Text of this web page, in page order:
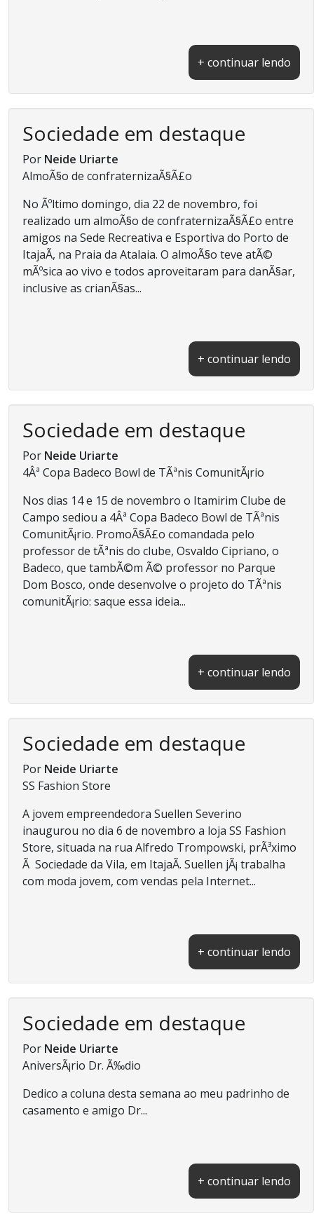
+ continuar lendo
Sociedade em destaque
Por Neide Uriarte
AlmoÃ§o de confraternizaÃ§Ã£o
No Ãºltimo domingo, dia 22 de novembro, foi
realizado um almoÃ§o de confraternizaÃ§Ã£o entre
amigos na Sede Recreativa e Esportiva do Porto de
ItajaÃ­, na Praia da Atalaia. O almoÃ§o teve atÃ©
mÃºsica ao vivo e todos aproveitaram para danÃ§ar,
inclusive as crianÃ§as...
+ continuar lendo
Sociedade em destaque
Por Neide Uriarte
4Âª Copa Badeco Bowl de TÃªnis ComunitÃ¡rio
Nos dias 14 e 15 de novembro o Itamirim Clube de
Campo sediou a 4Âª Copa Badeco Bowl de TÃªnis
ComunitÃ¡rio. PromoÃ§Ã£o comandada pelo
professor de tÃªnis do clube, Osvaldo Cipriano, o
Badeco, que tambÃ©m Ã© professor no Parque
Dom Bosco, onde desenvolve o projeto do TÃªnis
comunitÃ¡rio: saque essa ideia...
+ continuar lendo
Sociedade em destaque
Por Neide Uriarte
SS Fashion Store
A jovem empreendedora Suellen Severino
inaugurou no dia 6 de novembro a loja SS Fashion
Store, situada na rua Alfredo Trompowski, prÃ³ximo
Ã Sociedade da Vila, em ItajaÃ­. Suellen jÃ¡ trabalha
com moda jovem, com vendas pela Internet...
+ continuar lendo
Sociedade em destaque
Por Neide Uriarte
AniversÃ¡rio Dr. Ã‰dio
Dedico a coluna desta semana ao meu padrinho de
casamento e amigo Dr...
+ continuar lendo